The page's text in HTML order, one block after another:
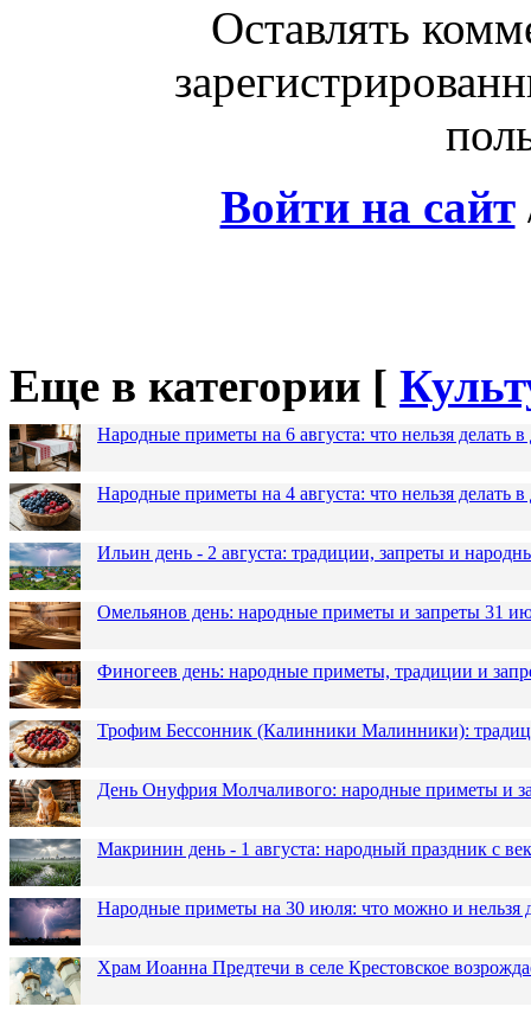
Оставлять
Войти на сайт
Еще в категории [
Народные приметы на 6 августа: что нельзя делать
Народные приметы на 4 августа: что нельзя
Ильин день - 2 августа: традиции, запреты и
Омельянов день: народные приметы и запреты 31
Финогеев день: народные приметы, традиции и
Трофим Бессонник (Калинники Малинники):
День Онуфрия Молчаливого: народные приметы и
Макринин день - 1 августа: народный праздник с
Народные приметы на 30 июля: что можно и нельзя
Храм Иоанна Предтечи в селе Крестовское